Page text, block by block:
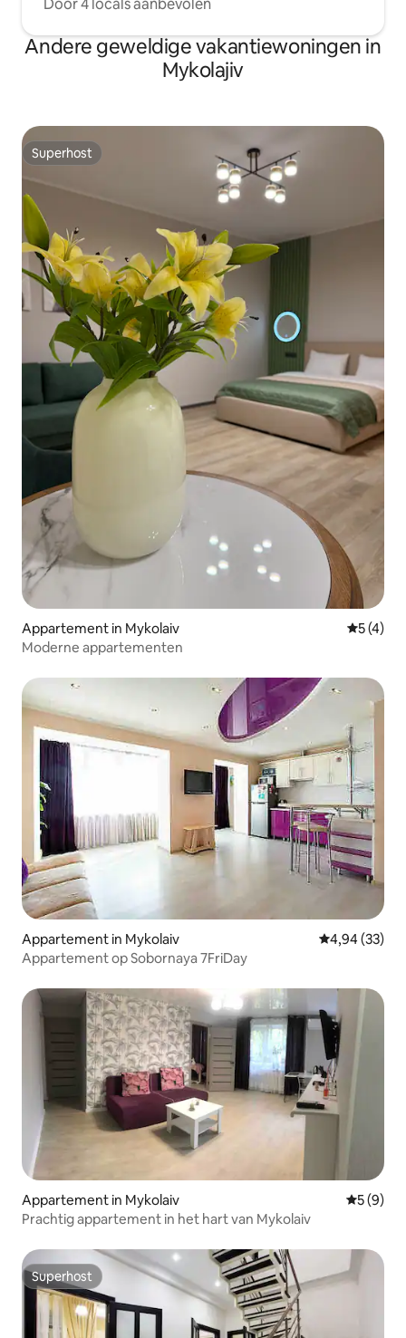
Door 4 locals aanbevolen
Andere geweldige vakantiewoningen in
Mykolajiv
Superhost
Superhost
Appartement in Mykolaiv
5 (4)
Moderne appartementen
Appartement in Mykolaiv Gemiddelde
4,94 (33)
Appartement op Sobornaya 7FriDay
Appartement in Mykolaiv
5 (9)
Prachtig appartement in het hart van Mykolaiv
Superhost
Superhost